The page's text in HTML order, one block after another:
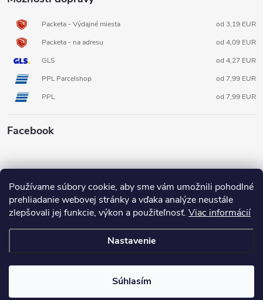
Používame súbory cookie, aby sme vám umožnili pohodlné
prehliadanie webovej stránky a vďaka analýze neustále
zlepšovali jej funkcie, výkon a použiteľnosť. Viac informácií
Nastavenie
Súhlasím
Packeta - Výdajné miesta
od 3,19 EUR
Packeta - na adresu
od 4,09 EUR
GLS
od 4,27 EUR
PPL Parcelshop
od 7,99 EUR
PPL
od 7,99 EUR
Facebook
Copyright 20263D FOX shop SK. Všetky práva vyhradené.